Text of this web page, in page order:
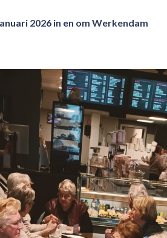
2026 in en om Werkendam